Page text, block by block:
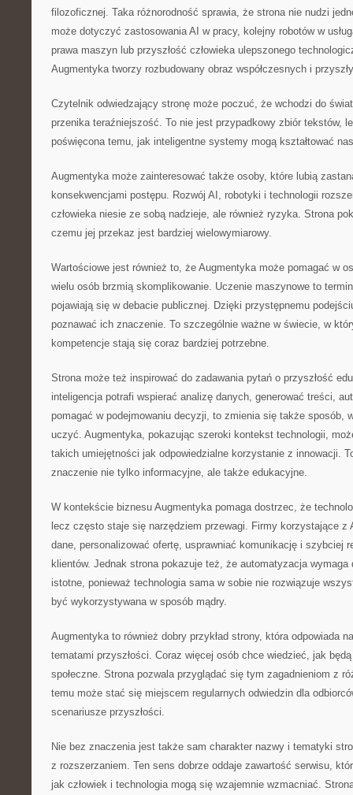
filozoficznej. Taka różnorodność sprawia, że strona nie nudzi
może dotyczyć zastosowania AI w pracy, kolejny robotów w
prawa maszyn lub przyszłość człowieka ulepszonego
Augmentyka tworzy rozbudowany obraz współczesnych i
Czytelnik odwiedzający stronę może poczuć, że wchodzi do
przenika teraźniejszość. To nie jest przypadkowy zbiór tekstów,
poświęcona temu, jak inteligentne systemy mogą kształtować
Augmentyka może zainteresować także osoby, które lubią
konsekwencjami postępu. Rozwój AI, robotyki i technologii
człowieka niesie ze sobą nadzieje, ale również ryzyka. Strona
czemu jej przekaz jest bardziej wielowymiarowy.
Wartościowe jest również to, że Augmentyka może pomagać w
wielu osób brzmią skomplikowanie. Uczenie maszynowe to
pojawiają się w debacie publicznej. Dzięki przystępnemu
poznawać ich znaczenie. To szczególnie ważne w świecie, w
kompetencje stają się coraz bardziej potrzebne.
Strona może też inspirować do zadawania pytań o przyszłość
inteligencja potrafi wspierać analizę danych, generować treści,
pomagać w podejmowaniu decyzji, to zmienia się także sposób,
uczyć. Augmentyka, pokazując szeroki kontekst technologii,
takich umiejętności jak odpowiedzialne korzystanie z innowacji.
znaczenie nie tylko informacyjne, ale także edukacyjne.
W kontekście biznesu Augmentyka pomaga dostrzec, że
lecz często staje się narzędziem przewagi. Firmy korzystające z
dane, personalizować ofertę, usprawniać komunikację i szybciej
klientów. Jednak strona pokazuje też, że automatyzacja wymaga
istotne, ponieważ technologia sama w sobie nie rozwiązuje
być wykorzystywana w sposób mądry.
Augmentyka to również dobry przykład strony, która odpowiada
tematami przyszłości. Coraz więcej osób chce wiedzieć, jak będą
społeczne. Strona pozwala przyglądać się tym zagadnieniom z
temu może stać się miejscem regularnych odwiedzin dla
scenariusze przyszłości.
Nie bez znaczenia jest także sam charakter nazwy i tematyki
z rozszerzaniem. Ten sens dobrze oddaje zawartość serwisu,
jak człowiek i technologia mogą się wzajemnie wzmacniać.